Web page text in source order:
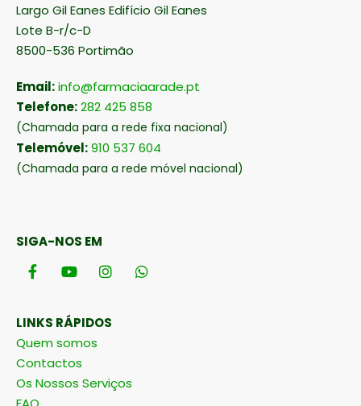
Largo Gil Eanes Edifício Gil Eanes
Lote B-r/c-D
8500-536 Portimão
Email:info@farmaciaarade.pt
Telefone:282 425 858
(Chamada para a rede fixa nacional)
Telemóvel:910 537 604
(Chamada para a rede móvel nacional)
SIGA-NOS EM
LINKS RÁPIDOS
Quem somos
Contactos
Os Nossos Serviços